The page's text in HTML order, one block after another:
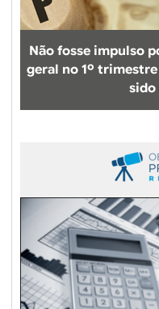
Não fosse impulso
geral no 1º